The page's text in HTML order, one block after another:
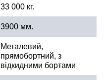
33 000 кг.
3900 мм.
Металевий,
прямобортний, з
відкидними бортами